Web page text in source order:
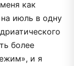
как
июль в одну
более
и я